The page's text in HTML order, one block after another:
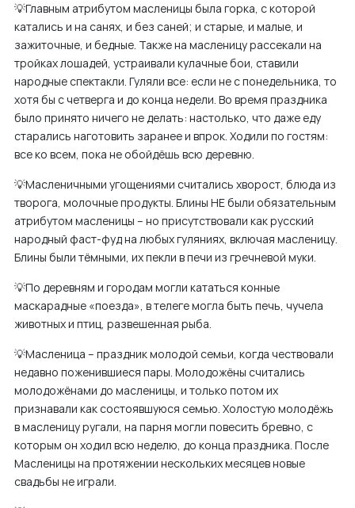
💡Главным атрибутом масленицы была горка, с которой
катались и на санях, и без саней; и старые, и малые, и
зажиточные, и бедные. Также на масленицу рассекали на
тройках лошадей, устраивали кулачные бои, ставили
народные спектакли. Гуляли все: еcли не с понедельника, то
хотя бы с четверга и до конца недели. Во время праздника
было принято ничего не делать: настолько, что даже еду
старались наготовить заранее и впрок. Ходили по гостям:
все ко всем, пока не обойдёшь всю деревню.
💡Масленичными угощениями считались хворост, блюда из
творога, молочные продукты. Блины НЕ были обязательным
атрибутом масленицы – но присутствовали как русский
народный фаст-фуд на любых гуляниях, включая масленицу.
Блины были тёмными, их пекли в печи из гречневой муки.
💡По деревням и городам могли кататься конные
маскарадные «поезда», в телеге могла быть печь, чучела
животных и птиц, развешенная рыба.
💡Масленица – праздник молодой семьи, когда чествовали
недавно поженившиеся пары. Молодожёны считались
молодожёнами до масленицы, и только потом их
признавали как состоявшуюся семью. Холостую молодёжь
в масленицу ругали, на парня могли повесить бревно, с
которым он ходил всю неделю, до конца праздника. После
Масленицы на протяжении нескольких месяцев новые
свадьбы не играли.